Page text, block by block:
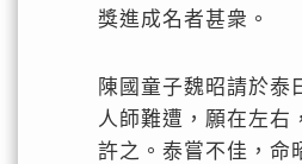
獎進成名者甚衆。
陳國童子魏昭請於泰
人師難遭，願在左右
許之。泰嘗不佳，命